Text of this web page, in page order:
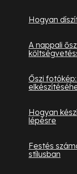
Hogyan
A nappali
Őszi
Hogyan
lépésre
Festés
stílusban